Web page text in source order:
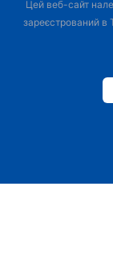
Цей веб-сайт
зареєстрований в